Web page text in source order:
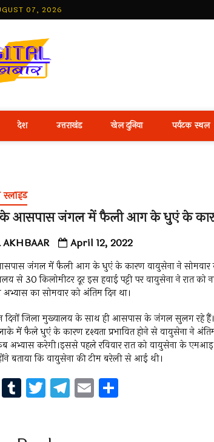
07, 2026
Best Hindi
देश उत्तराखंड खेल दुनिया पर्यटक स्थल
स्लाइड
के आसपास जंगल में फैली आग के धुएं के
April 12, 2022
जंगल में फैली आग के धुएं के कारण वायुसेना ने सोमवार को
से 30 किलोमीटर दूर इस हवाई पट्टी पर वायुसेना ने रात
का सोमवार को अंतिम दिन था।
दिनों जिला मुख्यालय के साथ ही आसपास के जंगल सुलग रहे हैं।
में फैले धुएं के कारण दृश्यता प्रभावित होने से वायुसेना ने अंतिम
अभ्यास करेगी।इससे पहले रविवार रात को वायुसेना के
बताया कि वायुसेना की टीम बरेली से आई थी।
W
h
T
u
T
wi
T
el
E
m